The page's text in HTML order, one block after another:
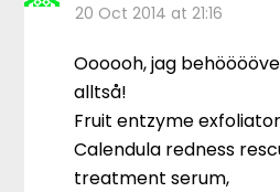
20 Oct 2014 at 21:16
Oooooh, jag
alltså!
Fruit entzyme
Calendula redness
treatment serum,